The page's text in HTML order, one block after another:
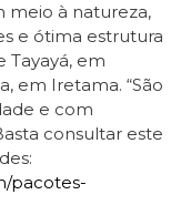
meio à natureza,
e ótima estrutura
Tayayá, em
em Iretama. “São
e com
consultar este
pacotes-